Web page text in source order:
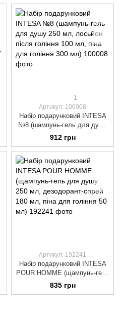
1
Артикул: 100008
Набір подарунковий INTESA
№8 (шампунь-гель для душу
250 мл, лосьйон після гоління
100 мл, піна для гоління 300
мл)
912 грн
Артикул: 192241
Набір подарунковий INTESA
POUR HOMME (щампунь-гель
для душу 250 мл,
дезодорант-спрей 180 мл,
835 грн